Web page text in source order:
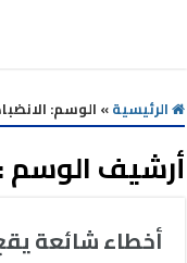
الرئيسية» الوسم:
أرشيف الوسم :
أخطاء شائعة